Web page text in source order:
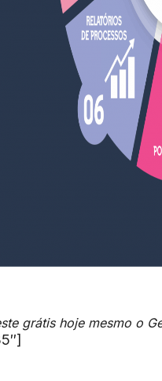
grátis hoje mesmo o